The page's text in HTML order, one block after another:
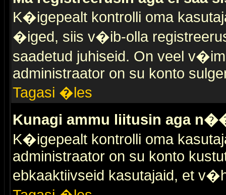
K�igepealt kontrolli oma
�iged, siis v�ib-olla
saadetud juhiseid. On veel
administraator on su konto
Tagasi �les
Kunagi ammu liitusin aga
K�igepealt kontrolli oma
administraator on su konto
ebkaaktiivseid kasutajaid, et